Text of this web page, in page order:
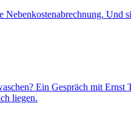
Nebenkostenabrechnung. Und
Ein Gespräch mit
liegen.